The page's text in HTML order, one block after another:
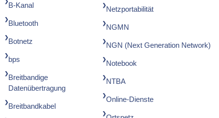
B-Kanal
Bluetooth
Botnetz
bps
Breitbandige
Datenübertragung
Breitbandkabel
Netzportabilität
NGMN
NGN (Next Generation Network)
Notebook
NTBA
Online-Dienste